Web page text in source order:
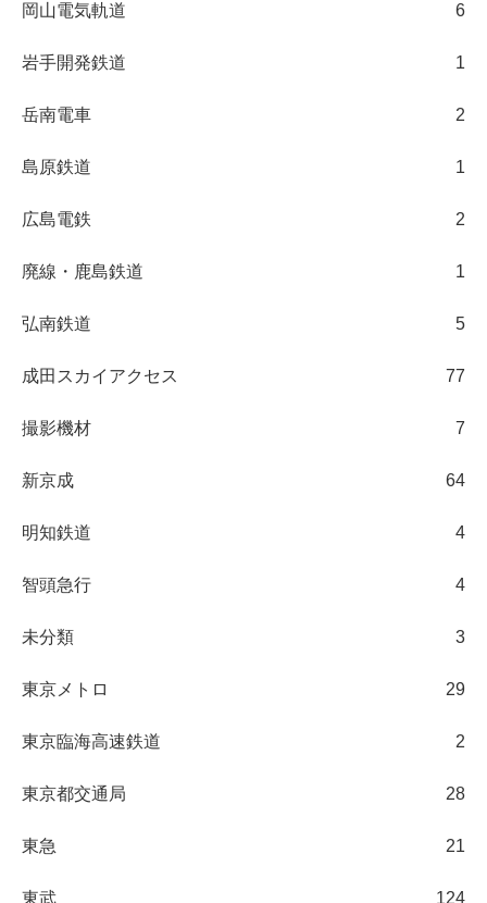
岡山電気軌道 6
岩手開発鉄道 1
岳南電車 2
島原鉄道 1
広島電鉄 2
廃線・鹿島鉄道 1
弘南鉄道 5
成田スカイアクセス 77
撮影機材 7
新京成 64
明知鉄道 4
智頭急行 4
未分類 3
東京メトロ 29
東京臨海高速鉄道 2
東京都交通局 28
東急 21
東武 124